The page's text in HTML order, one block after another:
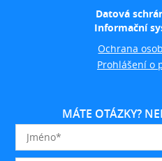
Datová
Informační
Ochrana
Prohlášení o
MÁTE OTÁZKY?